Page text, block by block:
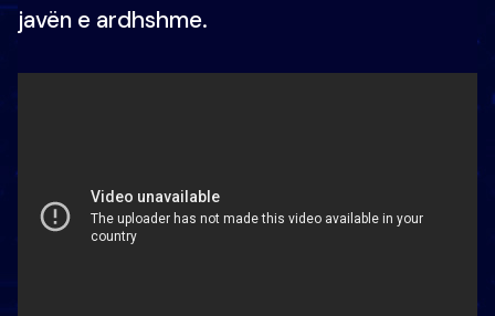
javën e ardhshme.